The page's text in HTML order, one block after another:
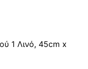
1 Λινό, 45cm x